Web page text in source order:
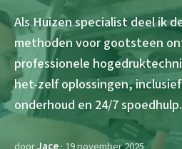
Als Huizen specialist deel ik
methoden voor gootsteen
professionele
het-zelf oplossingen,
onderhoud en 24/7 spoedhulp.